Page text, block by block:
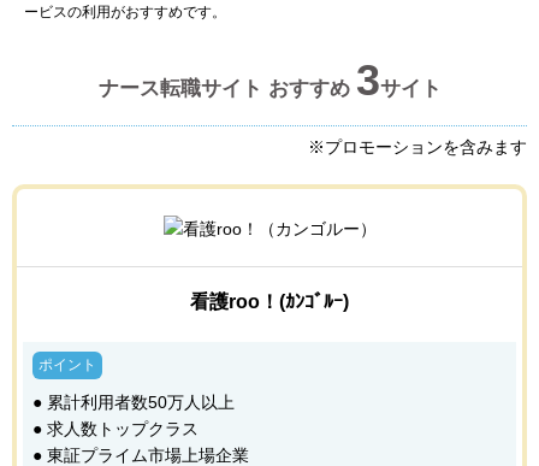
ービスの利用がおすすめです。
ナース転職サイト おすすめ 3サイト
※プロモーションを含みます
看護roo！(ｶﾝｺﾞﾙｰ)
● 累計利用者数50万人以上
● 求人数トップクラス
● 東証プライム市場上場企業